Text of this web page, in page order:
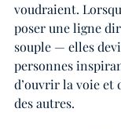
voudraient.
poser une ligne
souple — elles
personnes
d’ouvrir la voie et
des autres.